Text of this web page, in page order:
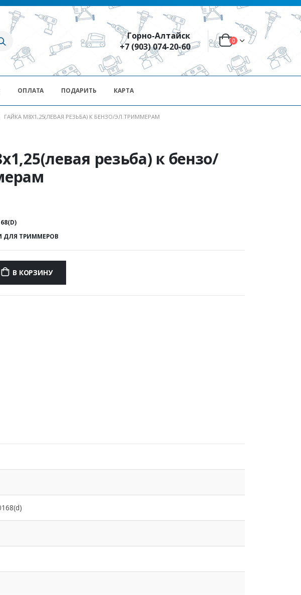
Горно-Алтайск
+7 (903) 074-20-60
0
ОПЛАТА ПОДАРИТЬ КАРТА
ГАЙКА М8Х1,25(ЛЕВАЯ РЕЗЬБА) К БЕНЗО/ЭЛ.ТРИММЕРАМ
резьба) к бензо/
ДЛЯ ТРИММЕРОВ
В КОРЗИНУ